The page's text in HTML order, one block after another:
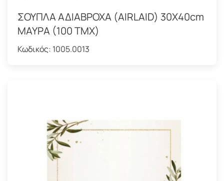
ΣΟΥΠΛΑ ΑΔΙΑΒΡΟΧΑ (AIRLAID) 30Χ40cm
ΜΑΥΡΑ (100 ΤΜΧ)
Κωδικός: 1005.0013